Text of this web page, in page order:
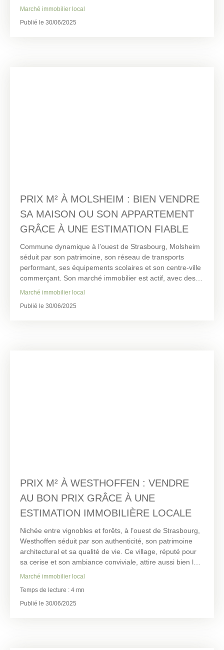
proche des bassins d’emploi de Strasbourg et Obernai.
composé de maisons individuelles, de fermes rénovées,
Marché immobilier local
Publié le 30/06/2025
PRIX M² À MOLSHEIM : BIEN VENDRE
SA MAISON OU SON APPARTEMENT
GRÂCE À UNE ESTIMATION FIABLE
Commune dynamique à l’ouest de Strasbourg, Molsheim
séduit par son patrimoine, son réseau de transports
performant, ses équipements scolaires et son centre-ville
commerçant. Son marché immobilier est actif, avec des
biens variés : maisons traditionnelles, appartements
Avant toute mise en vente, il est essentiel de connaître le
Marché immobilier local
Publié le 30/06/2025
PRIX M² À WESTHOFFEN : VENDRE
AU BON PRIX GRÂCE À UNE
ESTIMATION IMMOBILIÈRE LOCALE
Nichée entre vignobles et forêts, à l’ouest de Strasbourg,
Westhoffen séduit par son authenticité, son patrimoine
architectural et sa qualité de vie. Ce village, réputé pour
sa cerise et son ambiance conviviale, attire aussi bien les
familles que les actifs recherchant un équilibre entre
Si vous envisagez de vendre un bien immobilier à
Westhoffen, il est indispensable de connaître les prix au
Marché immobilier local
Temps de lecture : 4 mn
Publié le 30/06/2025